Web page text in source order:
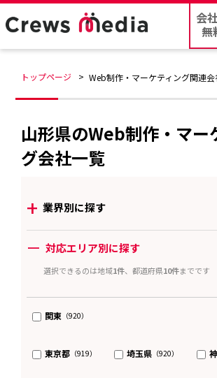
会
無
トップページ Web制作・マーケティング関連
山形県のWeb制作・マー
グ会社一覧
+ 業界別に探す
ー 対応エリア別に探す
選択できるのは地域1件、都道府県10件までです
関東（920）
東京都（919） 埼玉県 （920）